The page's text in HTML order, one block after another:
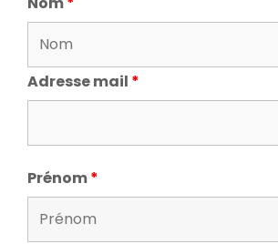
Adresse mail *
Prénom*